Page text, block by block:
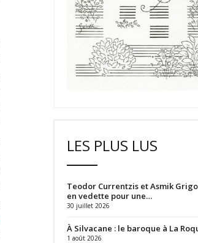
LES PLUS LUS
Teodor Currentzis et Asmik
en vedette pour une…
30 juillet 2026
À Silvacane : le baroque à La
1 août 2026